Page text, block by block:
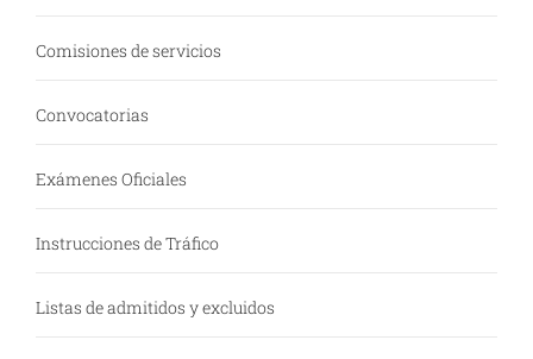
Comisiones de servicios
Convocatorias
Exámenes Oficiales
Instrucciones de Tráfico
Listas de admitidos y excluidos